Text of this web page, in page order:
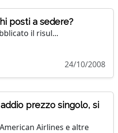
posti a sedere?
il risul...
24/10/2008
prezzo singolo, si
Airlines e altre